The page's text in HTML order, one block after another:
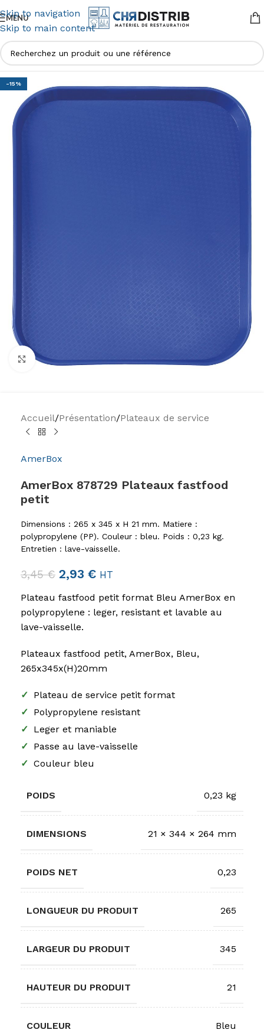
Skip to navigation
Skip to main content
MENU
-15%
Agrandir
Accueil/Présentation/Plateaux de service
AmerBox
AmerBox 878729 Plateaux fastfood
petit
Dimensions : 265 x 345 x H 21 mm. Matiere :
polypropylene (PP). Couleur : bleu. Poids : 0,23 kg.
Entretien : lave-vaisselle.
3,45€ 2,93 € HT
Plateau fastfood petit format Bleu AmerBox en
polypropylene : leger, resistant et lavable au
lave-vaisselle.
Plateaux fastfood petit, AmerBox, Bleu,
265x345x(H)20mm
✓ Plateau de service petit format
✓ Polypropylene resistant
✓ Leger et maniable
✓ Passe au lave-vaisselle
✓ Couleur bleu
POIDS 0,23 kg
DIMENSIONS 21 × 344 × 264 mm
POIDS NET 0,23
LONGUEUR DU PRODUIT 265
LARGEUR DU PRODUIT 345
HAUTEUR DU PRODUIT 21
COULEUR Bleu